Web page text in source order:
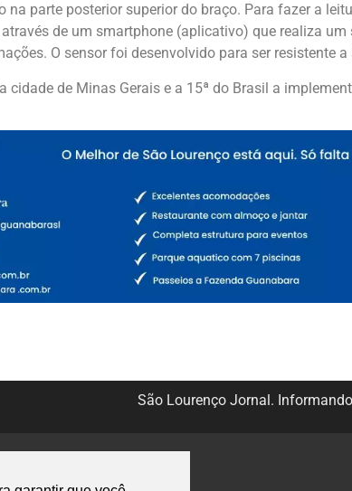
na parte posterior superior do braço. Para fazer a
de um smartphone (aplicativo) que realiza um
O sensor foi desenvolvido para ser resistente
cidade de Minas Gerais e a 15ª do Brasil a
São Lourenço Jornal.